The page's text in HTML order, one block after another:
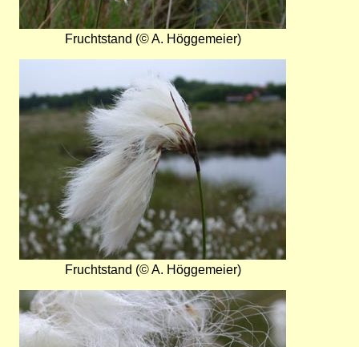
Fruchtstand (© A. Höggemeier)
Fruchtstand (© A. Höggemeier)
Bild